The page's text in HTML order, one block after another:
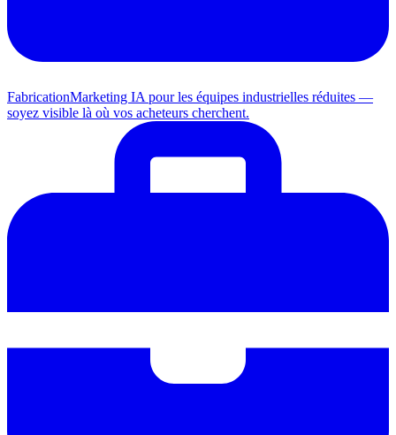
FabricationMarketing IA pour les équipes industrielles réduites —
soyez visible là où vos acheteurs cherchent.